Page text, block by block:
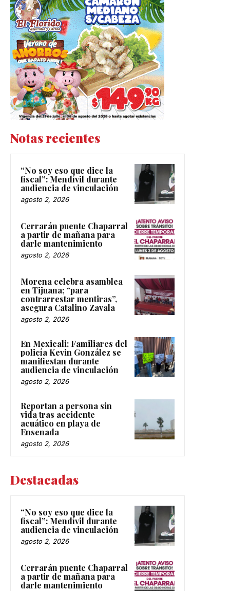
Notas recientes
“No soy eso que dice la
fiscal”: Mendívil durante
audiencia de vinculación
agosto 2, 2026
Cerrarán puente Chaparral
a partir de mañana para
darle mantenimiento
agosto 2, 2026
Morena celebra asamblea
en Tijuana; “para
contrarrestar mentiras”,
asegura Catalino Zavala
agosto 2, 2026
En Mexicali: Familiares del
policía Kevin González se
manifiestan durante
audiencia de vinculación
agosto 2, 2026
Reportan a persona sin
vida tras accidente
acuático en playa de
Ensenada
agosto 2, 2026
Destacadas
“No soy eso que dice la
fiscal”: Mendívil durante
audiencia de vinculación
agosto 2, 2026
Cerrarán puente Chaparral
a partir de mañana para
darle mantenimiento